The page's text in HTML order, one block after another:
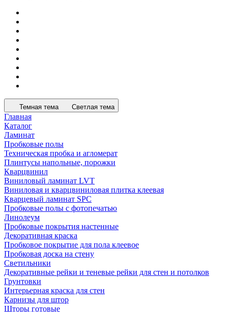
Темная тема Светлая тема
Главная
Каталог
Ламинат
Пробковые полы
Техническая пробка и агломерат
Плинтусы напольные, порожки
Кварцвинил
Виниловый ламинат LVT
Виниловая и кварцвиниловая плитка клеевая
Кварцевый ламинат SPC
Пробковые полы с фотопечатью
Линолеум
Пробковые покрытия настенные
Декоративная краска
Пробковое покрытие для пола клеевое
Пробковая доска на стену
Светильники
Декоративные рейки и теневые рейки для стен и потолков
Грунтовки
Интерьерная краска для стен
Карнизы для штор
Шторы готовые